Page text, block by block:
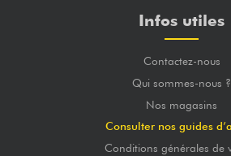
Infos utiles
Contactez-nous
Qui sommes-nous ?
Nos magasins
Consulter nos guides
Conditions générales de